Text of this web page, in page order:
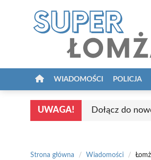
WIADOMOŚCI POLICJA
UWAGA! Dołącz do
Strona główna / Wiadomości /